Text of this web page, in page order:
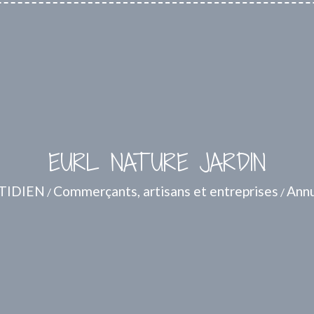
EURL NATURE JARDIN
/ Commerçants, artisans et entreprises /